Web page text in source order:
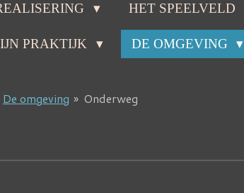
HET SPEELVELD
PRAKTIJK DE OMGEVING
De omgeving » Onderweg